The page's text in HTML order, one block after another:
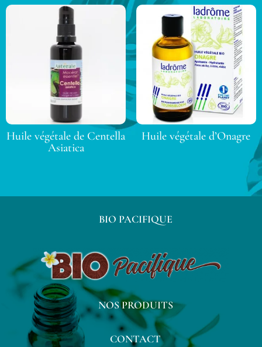
Huile végétale de Centella
Asiatica
Huile végétale d’Onagre
BIO PACIFIQUE
NOS PRODUITS
CONTACT